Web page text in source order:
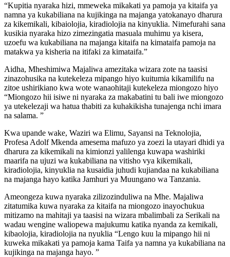
“Kupitia nyaraka hizi, mmeweka mikakati ya pamoja ya kitaifa ya
namna ya kukabiliana na kujikinga na majanga yatokanayo dharura
za kikemikali, kibaiolojia, kiradiolojia na kinyuklia. Nimefurahi sana
kusikia nyaraka hizo zimezingatia masuala muhimu ya kisera,
uzoefu wa kukabiliana na majanga kitaifa na kimataifa pamoja na
matakwa ya kisheria na itifaki za kimataifa.”
Aidha, Mheshimiwa Majaliwa amezitaka wizara zote na taasisi
zinazohusika na kutekeleza mipango hiyo kuitumia kikamilifu na
zitoe ushirikiano kwa wote wanaohitaji kutekeleza miongozo hiyo
“Miongozo hii isiwe ni nyaraka za makabatini tu bali iwe miongozo
ya utekelezaji wa hatua thabiti za kuhakikisha tunajenga nchi imara
na salama. ”
Kwa upande wake, Waziri wa Elimu, Sayansi na Teknolojia,
Profesa Adolf Mkenda amesema mafuzo ya zoezi la utayari dhidi ya
dharura za kikemikali na kimionzi yalilenga kuwapa washiriki
maarifa na ujuzi wa kukabiliana na vitisho vya kikemikali,
kiradiolojia, kinyuklia na kusaidia juhudi kujiandaa na kukabiliana
na majanga hayo katika Jamhuri ya Muungano wa Tanzania.
Ameongeza kuwa nyaraka zilizozinduliwa na Mhe. Majaliwa
zitatumika kuwa nyaraka za kitaifa na miongozo inayochukua
mitizamo na mahitaji ya taasisi na wizara mbalimbali za Serikali na
wadau wengine waliopewa majukumu katika nyanda za kemikali,
kibaolojia, kiradiolojia na nyuklia “Lengo kuu la mipango hii ni
kuweka mikakati ya pamoja kama Taifa ya namna ya kukabiliana na
kujikinga na majanga hayo. ”